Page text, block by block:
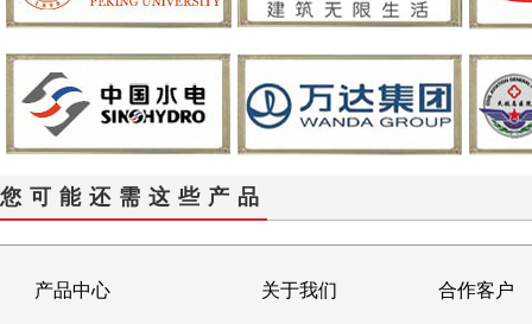
您可能还需这些产品
产品中心 关于我们 合作客户